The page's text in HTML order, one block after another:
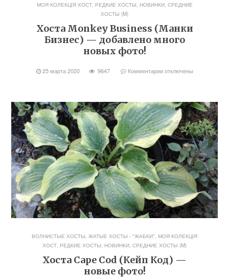
МОЯ КОЛЕКЦІЯ ХОСТ, РЕДКИЕ ХОСТЫ, НОВИНКИ, СРЕДНИЕ
ХОСТЫ (M)
Хоста Monkey Business (Манки
Бизнес) — добавлено много
новых фото!
25 марта 2020 9647 Комментарииотключены
ВОЛНИСТЫЕ ХОСТЫ, ЖАТЫЕ ХОСТЫ - "ЖАБКИ", МОЯ КОЛЕКЦІЯ
ХОСТ, РЕДКИЕ ХОСТЫ, НОВИНКИ, СРЕДНИЕ ХОСТЫ (M)
Хоста Cape Cod (Кейп Код) —
новые фото!